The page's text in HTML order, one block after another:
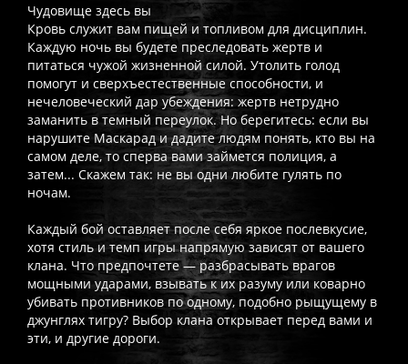
Чудовище здесь вы
Кровь служит вам пищей и топливом для дисциплин.
Каждую ночь вы будете преследовать жертв и
питаться чужой жизненной силой. Утолить голод
помогут и сверхъестественные способности, и
нечеловеческий дар убеждения: жертв нетрудно
заманить в темный переулок. Но берегитесь: если вы
нарушите Маскарад и дадите людям понять, кто вы на
самом деле, то сперва вами займется полиция, а
затем... Скажем так: не вы одни любите гулять по
ночам.
Каждый бой оставляет после себя яркое послевкусие,
хотя стиль и темп игры напрямую зависят от вашего
клана. Что предпочтете — разбрасывать врагов
мощными ударами, взывать к их разуму или коварно
убивать противников по одному, подобно рыщущему в
джунглях тигру? Выбор клана открывает перед вами и
эти, и другие дороги.